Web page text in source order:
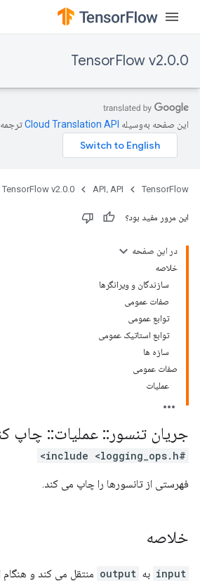
TensorFlow v2.0.0
این صفحه به‌وسیله
TensorFlow API، API TensorFlow v2.0.0
این مرور مفید بود؟
در این صفحه
خلاصه
سازندگان و ویرانگرها
صفات عمومی
توابع عمومی
توابع استاتیک عمومی
سازه ها
صفات عمومی
عملیات
جریان تنسور :: عملیات:: چاپ
#include <logging_ops.h>
فهرستی از تانسورها را چاپ می کند.
خلاصه
input به output منتقل می کند و هنگام